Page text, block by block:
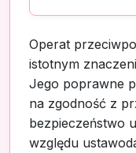
Operat
istotnym
Jego poprawne
na zgodność z
bezpieczeństwo
względu